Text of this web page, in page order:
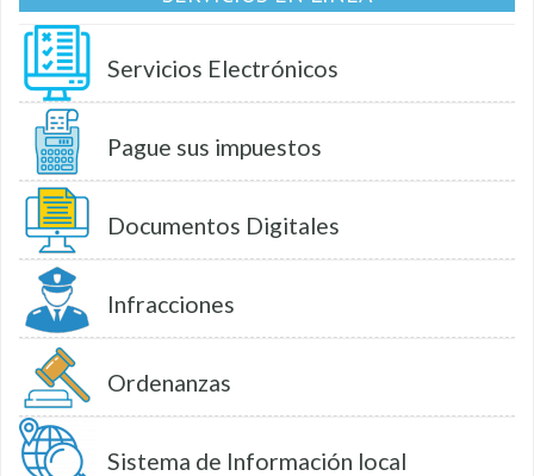
Servicios Electrónicos
Pague sus impuestos
Documentos Digitales
Infracciones
Ordenanzas
Sistema de Información local